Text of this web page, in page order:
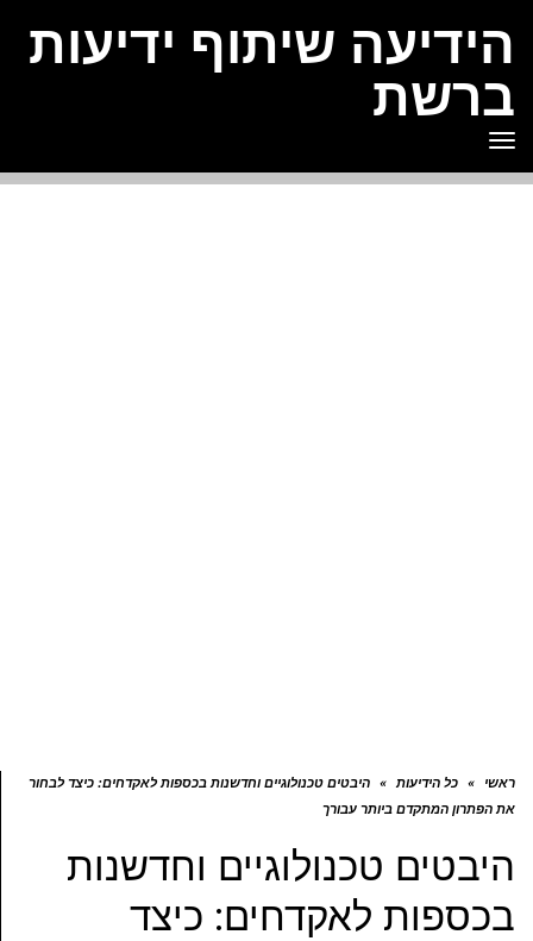
הידיעה שיתוף ידיעות
ברשת
תפריט
ראשי » כל הידיעות »
היבטים טכנולוגיים וחדשנות בכספות לאקדחים: כיצד לבחור
את הפתרון המתקדם ביותר עבורך
היבטים טכנולוגיים וחדשנות
בכספות לאקדחים: כיצד